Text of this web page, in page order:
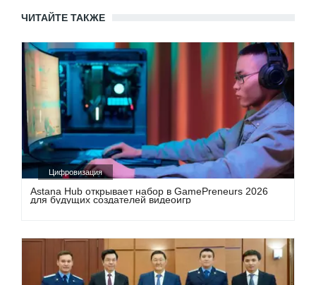
ЧИТАЙТЕ ТАКЖЕ
Цифровизация
Astana Hub открывает набор в GamePreneurs 2026
для будущих создателей видеоигр